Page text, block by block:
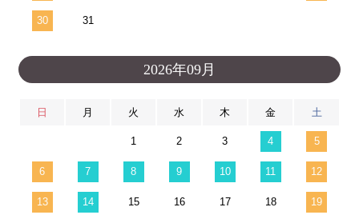
30 31
2026年09月
日 月 火 水 木 金 土
1 2 3 4 5
6 7 8 9 10 11 12
13 14 15 16 17 18 19